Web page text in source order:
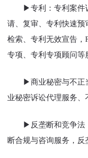
▶专利：专利案件诉
请、复审、专利快速预
检索、专利无效宣
专项、专利专项顾问等
▶商业秘密与不正当
业秘密诉讼代理服务
▶反垄断和竞争法：
断合规与咨询服务，